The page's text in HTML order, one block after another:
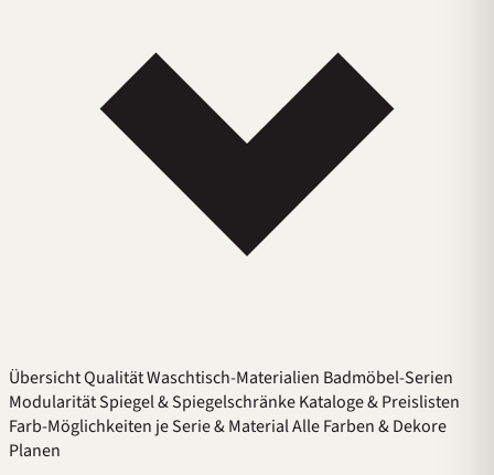
ÜbersichtQualitätWaschtisch-Materialien Badmöbel-Serien
ModularitätSpiegel & SpiegelschränkeKataloge & Preislisten
Farb-Möglichkeiten je Serie & MaterialAlle Farben & Dekore
Planen